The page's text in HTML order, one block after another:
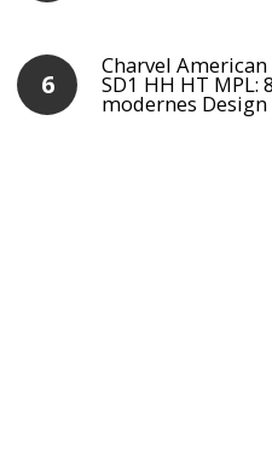
Charvel
SD1 HH HT MPL:
modernes Design